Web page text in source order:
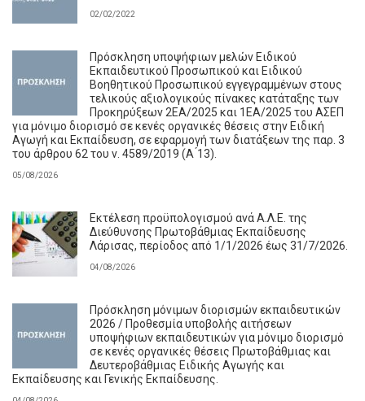
02/02/2022
Πρόσκληση υποψήφιων μελών Ειδικού
Εκπαιδευτικού Προσωπικού και Ειδικού
Βοηθητικού Προσωπικού εγγεγραμμένων στους
τελικούς αξιολογικούς πίνακες κατάταξης των
Προκηρύξεων 2ΕΑ/2025 και 1ΕΑ/2025 του ΑΣΕΠ
για μόνιμο διορισμό σε κενές οργανικές θέσεις στην Ειδική
Αγωγή και Εκπαίδευση, σε εφαρμογή των διατάξεων της παρ. 3
του άρθρου 62 του ν. 4589/2019 (Α ́13).
05/08/2026
Εκτέλεση προϋπολογισμού ανά Α.Λ.Ε. της
Διεύθυνσης Πρωτοβάθμιας Εκπαίδευσης
Λάρισας, περίοδος από 1/1/2026 έως 31/7/2026.
04/08/2026
Πρόσκληση μόνιμων διορισμών εκπαιδευτικών
2026 / Προθεσμία υποβολής αιτήσεων
υποψήφιων εκπαιδευτικών για μόνιμο διορισμό
σε κενές οργανικές θέσεις Πρωτοβάθμιας και
Δευτεροβάθμιας Ειδικής Αγωγής και
Εκπαίδευσης και Γενικής Εκπαίδευσης.